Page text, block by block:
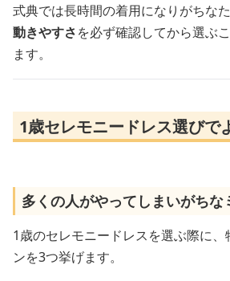
式典では長時間の着用になりがちなた
動きやすさを必ず確認してから選ぶ
ます。
1歳セレモニードレス選びで
多くの人がやってしまいがちな
1歳のセレモニードレスを選ぶ際に
ンを3つ挙げます。